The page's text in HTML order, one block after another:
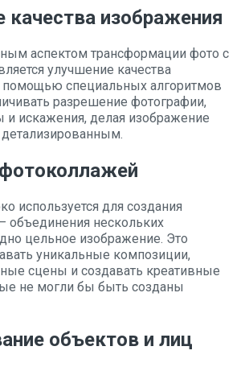
качества изображения
аспектом трансформации фото с
улучшение качества
помощью специальных алгоритмов
разрешение фотографии,
и искажения, делая изображение
используется для создания
объединения нескольких
цельное изображение. Это
уникальные композиции,
сцены и создавать креативные
не могли бы быть созданы
объектов и лиц